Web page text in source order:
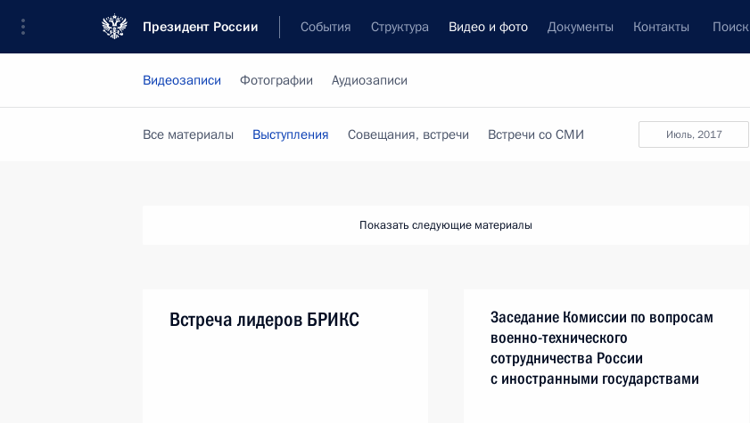
Президент России События Структура Видео и фото Документы Контакты Поиск
Видеозаписи Фотографии Аудиозаписи
июль, 2017
Все материалы Выступления Совещания, встречи Встречи со СМИ
Показать следующие материалы
Встреча лидеров БРИКС
Заседание Комиссии по вопросам
военно-технического
сотрудничества России
с иностранными государствами